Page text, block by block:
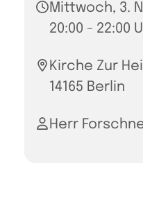
Mittwoch, 3.
20:00 - 22:00
Kirche Zur
14165 Berlin
Herr